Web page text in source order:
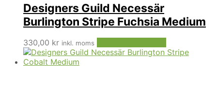
Designers Guild Necessär
Burlington Stripe Fuchsia Medium
330,00 kr inkl. moms